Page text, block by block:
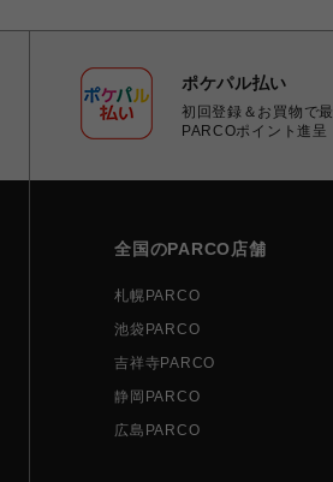
ポケパル払い
初回登録＆お買物で
PARCOポイント進呈
全国のPARCO店舗
札幌PARCO
池袋PARCO
吉祥寺PARCO
静岡PARCO
広島PARCO